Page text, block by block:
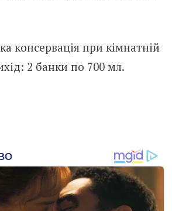
консервація при кімнатній
2 банки по 700 мл.